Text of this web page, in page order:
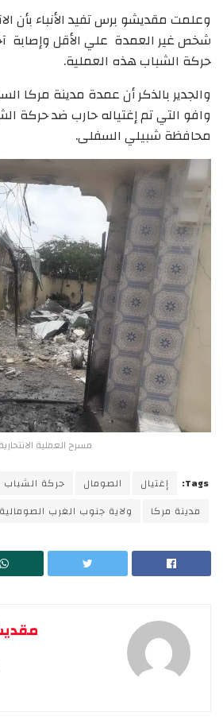
شخص غير العمدة علي الأقل وإصابة
حركة الشباب هذه العملية.
والجدير بالذكر أن عمدة مدينة مركا
وافو التي تم إغتياله حارب ضد حركة
محافظة شبيلي السفلى.
مسرح العملية الانتحارية
Tags: إغتيال الصومال حركة الشباب
مدينة مركا
ولاية جنوب الغرب الصومالية